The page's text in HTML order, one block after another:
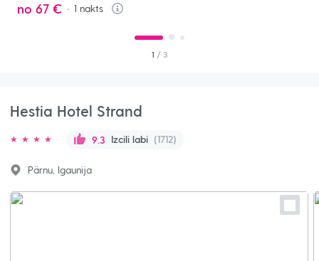
no 67 € 1nakts
Info
1 / 3
Hestia Hotel Strand
9.3 Izcili labi (1712)
Pärnu, Igaunija